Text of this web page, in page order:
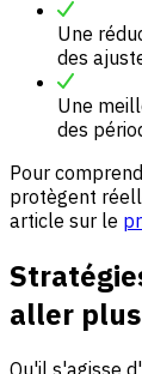
Une
des
Une
des
Pour
protègent
article sur le
aller